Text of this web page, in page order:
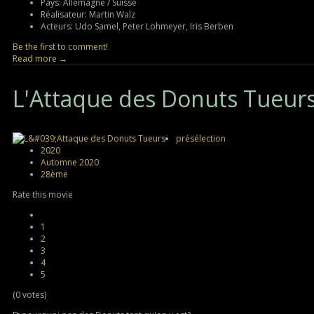
Réalisateur: Martin Walz
Acteurs: Udo Samel, Peter Lohmeyer, Iris Berben
Be the first to comment!
Read more →
L'Attaque des Donuts
présélection
2020
Automne 2020
28ème
Rate this movie
1
2
3
4
5
(0 votes)